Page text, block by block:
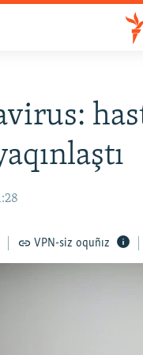
VPN-siz oquñız